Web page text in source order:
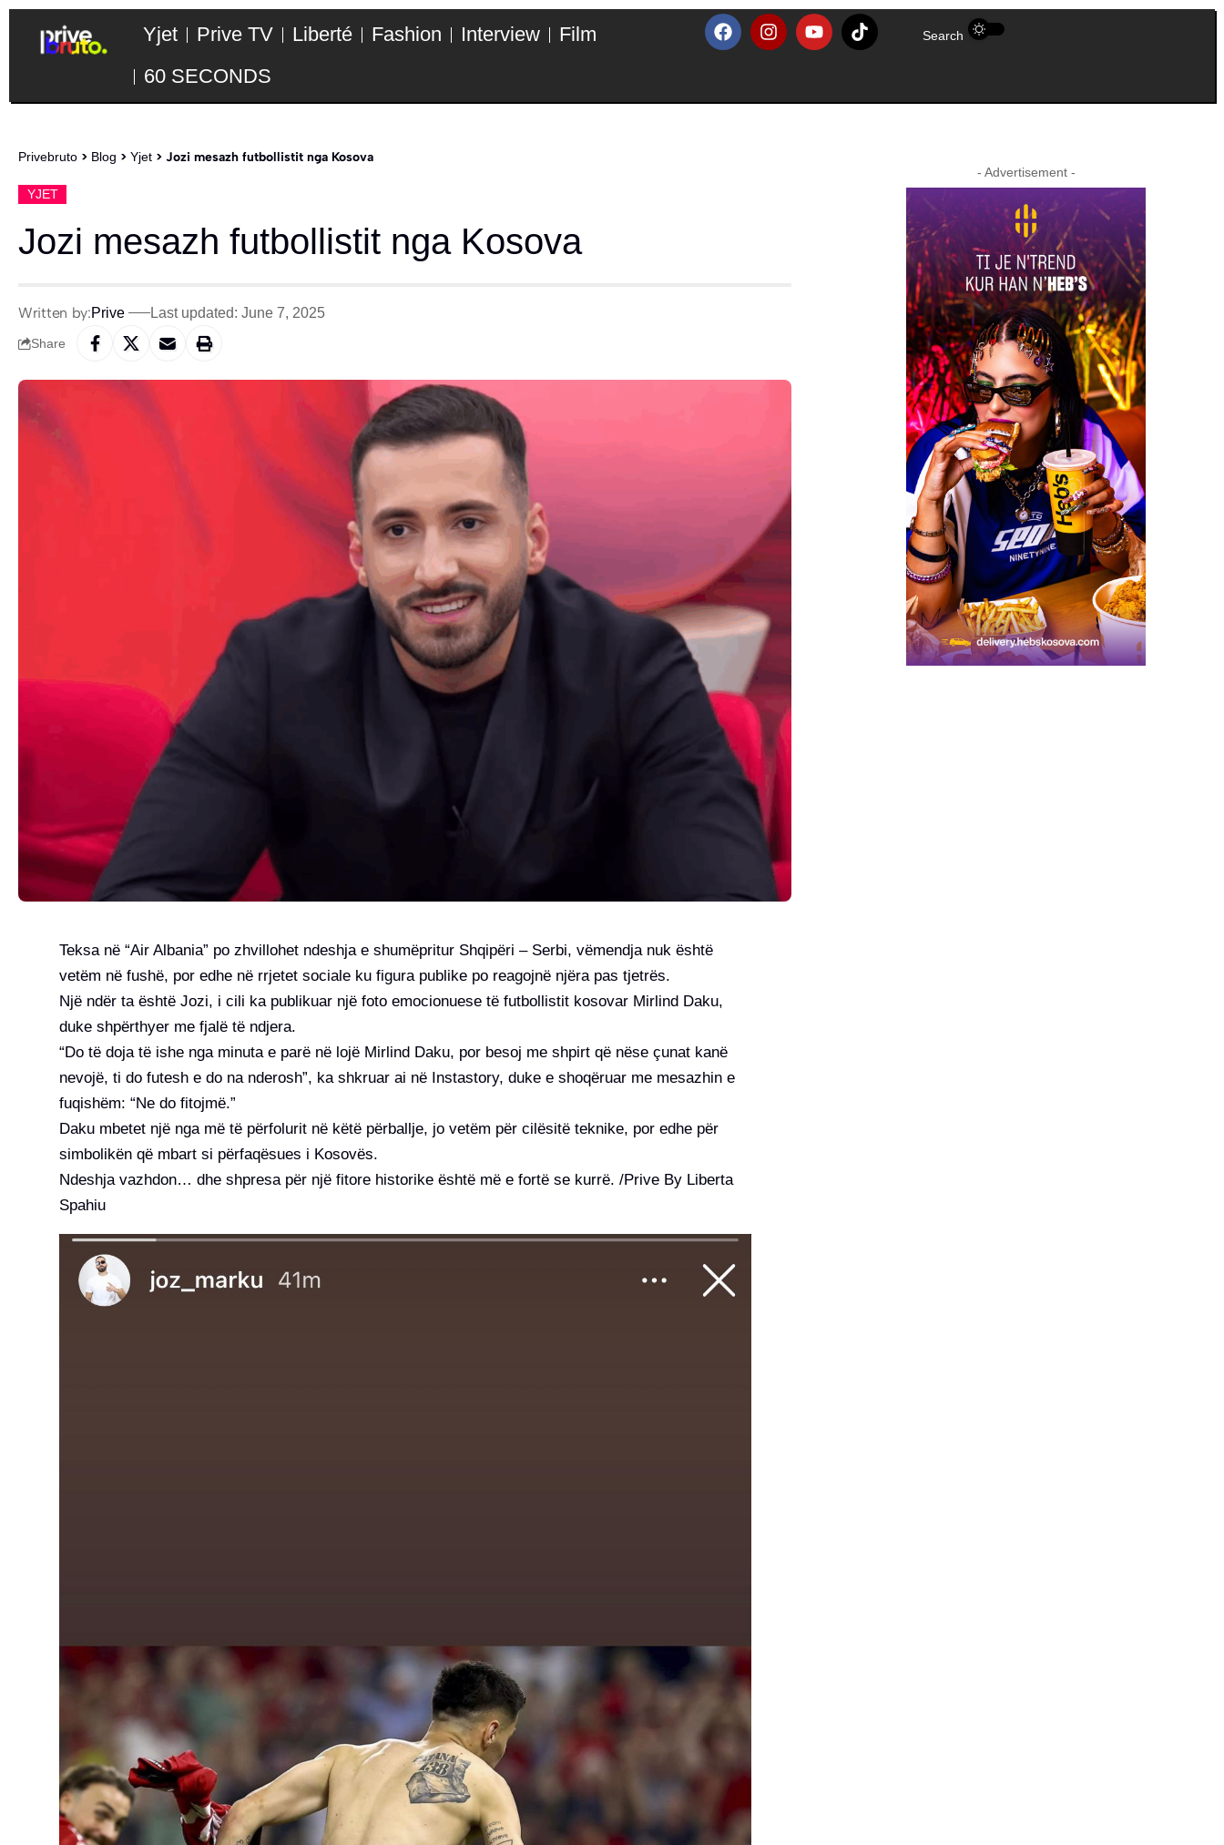
Yjet Prive TV Liberté Fashion Interview
Film
60 SECONDS
Search
Privebruto > Blog > Yjet > Jozi mesazh futbollistit nga Kosova
YJET
Jozi mesazh futbollistit nga Kosova
Written by:Prive Last updated: June 7, 2025
Share
Teksa në “Air Albania” po zhvillohet ndeshja e shumëpritur Shqipëri – Serbi, vëmendja nuk është
vetëm në fushë, por edhe në rrjetet sociale ku figura publike po reagojnë njëra pas tjetrës.
Një ndër ta është Jozi, i cili ka publikuar një foto emocionuese të futbollistit kosovar Mirlind Daku,
duke shpërthyer me fjalë të ndjera.
“Do të doja të ishe nga minuta e parë në lojë Mirlind Daku, por besoj me shpirt që nëse çunat kanë
nevojë, ti do futesh e do na nderosh”, ka shkruar ai në Instastory, duke e shoqëruar me mesazhin e
fuqishëm: “Ne do fitojmë.”
Daku mbetet një nga më të përfolurit në këtë përballje, jo vetëm për cilësitë teknike, por edhe për
simbolikën që mbart si përfaqësues i Kosovës.
Ndeshja vazhdon… dhe shpresa për një fitore historike është më e fortë se kurrë. /Prive By Liberta
Spahiu
- Advertisement -